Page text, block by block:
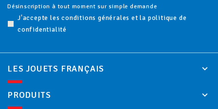
Désinscription à tout moment sur simple demande
J'accepte les conditions générales et la politique de
confidentialité
LES JOUETS FRANÇAIS
PRODUITS